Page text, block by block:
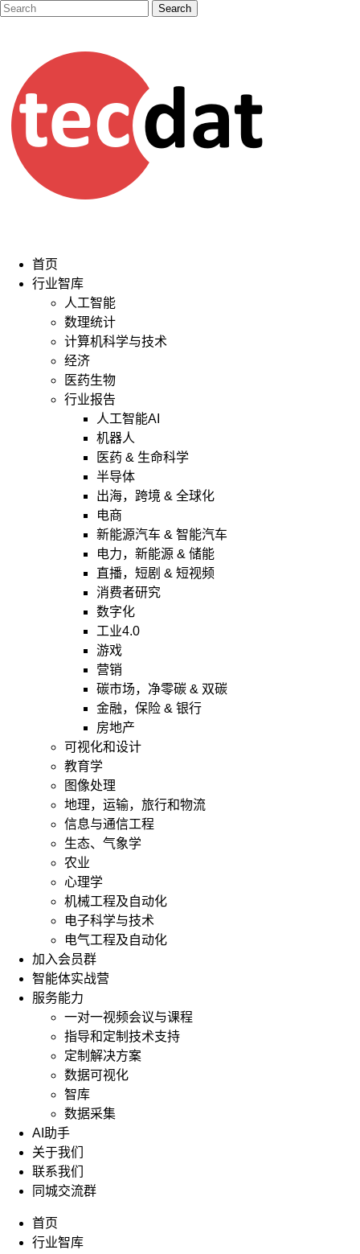
首页
行业智库
人工智能
数理统计
计算机科学与技术
经济
医药生物
行业报告
人工智能AI
机器人
医药 & 生命科学
半导体
出海，跨境 & 全球化
电商
新能源汽车 & 智能汽车
电力，新能源 & 储能
直播，短剧 & 短视频
消费者研究
数字化
工业4.0
游戏
营销
碳市场，净零碳 & 双碳
金融，保险 & 银行
房地产
可视化和设计
教育学
图像处理
地理，运输，旅行和物流
信息与通信工程
生态、气象学
农业
心理学
机械工程及自动化
电子科学与技术
电气工程及自动化
加入会员群
智能体实战营
服务能力
一对一视频会议与课程
指导和定制技术支持
定制解决方案
数据可视化
智库
数据采集
AI助手
关于我们
联系我们
同城交流群
首页
行业智库